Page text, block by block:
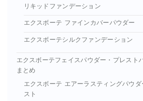
リキッドファンデーション
エクスボーテ ファインカバーパウダー
エクスボーテシルクファンデーション
エクスボーテフェイスパウダー・プレスト
まとめ
エクスボーテ エアーラスティングパウ
スト